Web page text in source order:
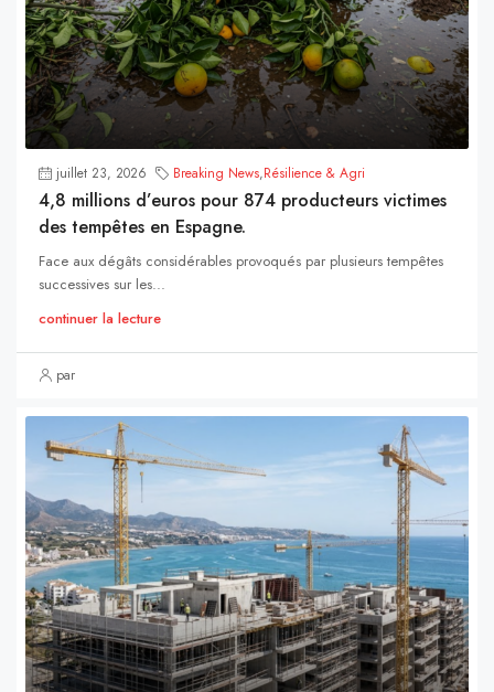
juillet 23, 2026 Breaking News,Résilience & Agri
4,8 millions d’euros pour 874 producteurs victimes
des tempêtes en Espagne.
Face aux dégâts considérables provoqués par plusieurs tempêtes
successives sur les...
continuer la lecture
par